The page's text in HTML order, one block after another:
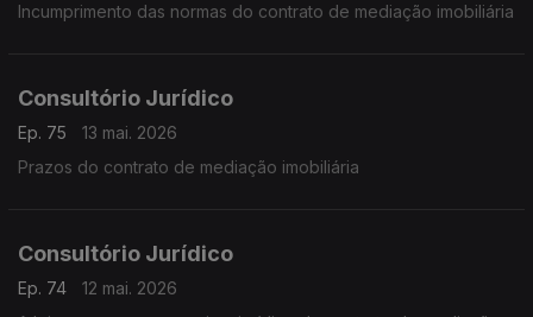
Incumprimento das normas do contrato de mediação imobiliária
Consultório Jurídico
Ep. 75
13 mai. 2026
Prazos do contrato de mediação imobiliária
Consultório Jurídico
Ep. 74
12 mai. 2026